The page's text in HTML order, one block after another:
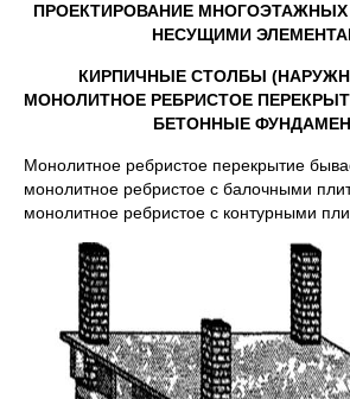
ПРОЕКТИРОВАНИЕ
НЕСУЩИМИ
КИРПИЧНЫЕ СТОЛБЫ
МОНОЛИТНОЕ РЕБРИСТОЕ
БЕТОННЫЕ
Монолитное ребристое перекрытие
монолитное ребристое с балочными
монолитное ребристое с контурными